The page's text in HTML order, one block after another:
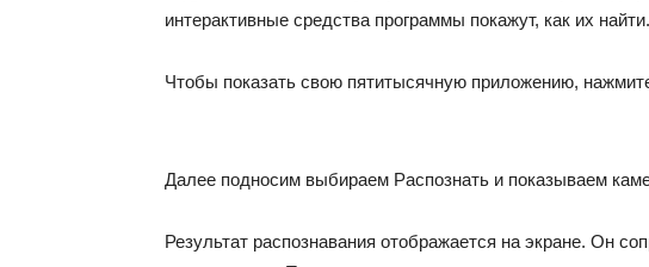
интерактивные средства программы покажут, как их найти.
Чтобы показать свою пятитысячную приложению,
Далее подносим выбираем Распознать и показываем
Результат распознавания отображается на экране. Он